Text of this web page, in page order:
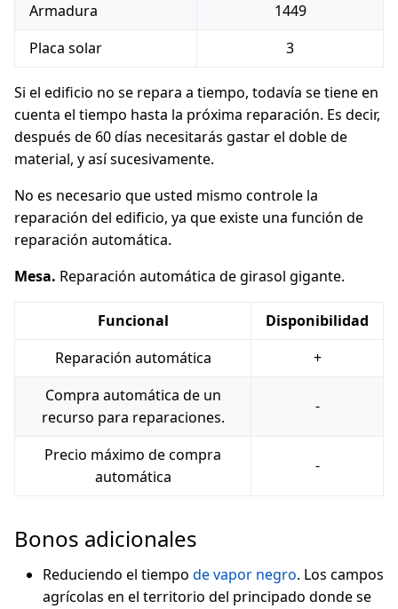
Armadura
1449
Placa solar
3
Si el edificio no se repara a tiempo, todavía se tiene en
cuenta el tiempo hasta la próxima reparación. Es decir,
después de 60 días necesitarás gastar el doble de
material, y así sucesivamente.
No es necesario que usted mismo controle la
reparación del edificio, ya que existe una función de
reparación automática.
Mesa. Reparación automática de girasol gigante.
Funcional
Disponibilidad
Reparación automática
+
Compra automática de un
recurso para reparaciones.
-
Precio máximo de compra
automática
-
Bonos adicionales
Reduciendo el tiempo de vapor negro. Los campos
agrícolas en el territorio del principado donde se